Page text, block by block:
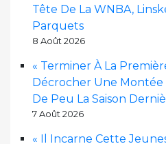
Tête De La WNBA,
Parquets
8 Août 2026
« Terminer À La
Décrocher Une Montée
De Peu La Saison
7 Août 2026
« Il Incarne Cette